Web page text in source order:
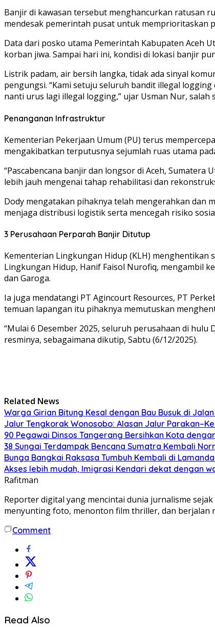
Banjir di kawasan tersebut menghancurkan ratusan
mendesak pemerintah pusat untuk memprioritaskan
Data dari posko utama Pemerintah Kabupaten Aceh
korban jiwa. Sampai hari ini, kondisi di lokasi banjir
Listrik padam, air bersih langka, tidak ada sinyal
pengungsi. “Kami setuju seluruh bandit illegal
nanti urus lagi illegal logging,” ujar Usman Nur, salah
Penanganan Infrastruktur
Kementerian Pekerjaan Umum (PU) terus
mengakibatkan terputusnya sejumlah ruas utama
“Pascabencana banjir dan longsor di Aceh,
lebih jauh mengenai tahap rehabilitasi dan
Dody mengatakan pihaknya telah mengerahkan dan
menjaga distribusi logistik serta mencegah risiko
3 Perusahaan Perparah Banjir Ditutup
Kementerian Lingkungan Hidup (KLH)
Lingkungan Hidup, Hanif Faisol Nurofiq, mengambil
dan Garoga.
Ia juga mendatangi PT Agincourt Resources, PT
temuan lapangan itu pihaknya memutuskan
“Mulai 6 Desember 2025, seluruh perusahaan di
resminya, sebagaimana dikutip, Sabtu (6/12/2025).
Related News
Warga Girian Bitung Kesal dengan Bau Busuk di Jalan
Jalur Tengkorak Wonosobo: Alasan Jalur
90 Pegawai Dinsos Tangerang Bersihkan Kota
38 Sungai Terdampak Bencana Sumatra Kembali
Bunga Bangkai Raksasa Tumbuh Kembali di
Akses lebih mudah, Imigrasi Kendari dekat dengan
Rafitman
Reporter digital yang mencintai dunia jurnalisme
menyunting foto, menonton film thriller, dan berjalan
Comment
Read Also